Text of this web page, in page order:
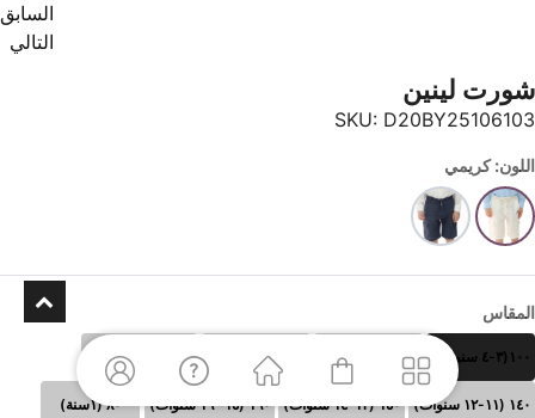
السابق
التالي
شورت لينين
SKU: D20BY25106103
اللون: كريمي
المقاس
١٠٠(٣-٤ سنوات) ١١٠ (٥-٦سنوات) ١٣٠ (٩-١٠سنوات)
١٤٠ (١١-١٢ سنوات) ١٥٠ (١٣-١٤ سنوات) ١٦٠ (١٥- ١٦ سنوات) ٨٠ (١سنة)